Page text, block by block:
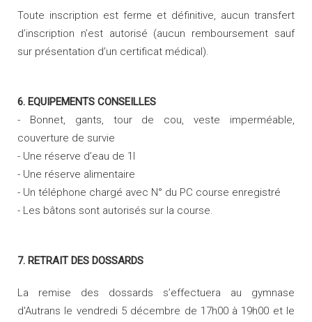
Toute inscription est ferme et définitive, aucun transfert
d’inscription n’est autorisé (aucun remboursement sauf
sur présentation d’un certificat médical).
6. EQUIPEMENTS CONSEILLES
- Bonnet, gants, tour de cou, veste imperméable,
couverture de survie
- Une réserve d’eau de 1l
- Une réserve alimentaire
- Un téléphone chargé avec N° du PC course enregistré
- Les bâtons sont autorisés sur la course.
7. RETRAIT DES DOSSARDS
La remise des dossards s’effectuera au gymnase
d'Autrans le vendredi 5 décembre de 17h00 à 19h00 et le